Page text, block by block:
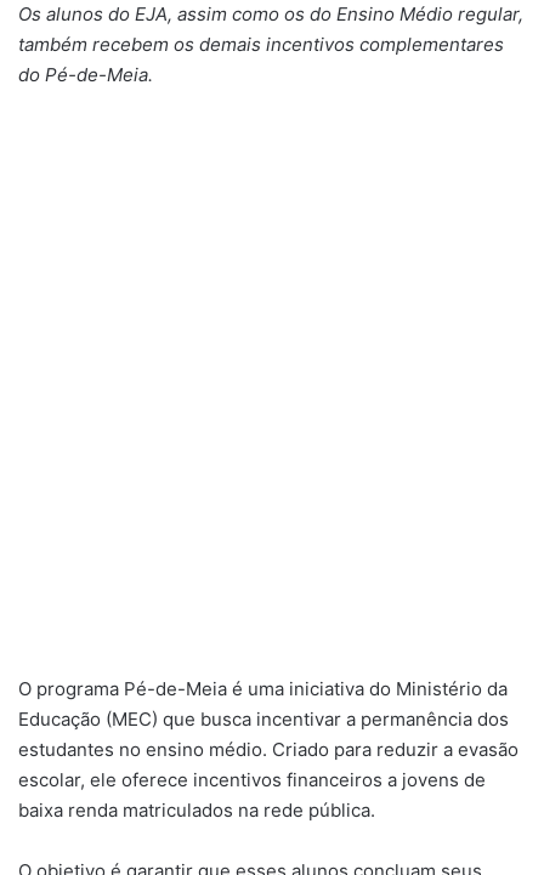
Os alunos do EJA, assim como os do Ensino Médio regular,
também recebem os demais incentivos complementares
do Pé-de-Meia.
O programa Pé-de-Meia é uma iniciativa do Ministério da
Educação (MEC) que busca incentivar a permanência dos
estudantes no ensino médio. Criado para reduzir a evasão
escolar, ele oferece incentivos financeiros a jovens de
baixa renda matriculados na rede pública.
O objetivo é garantir que esses alunos concluam seus